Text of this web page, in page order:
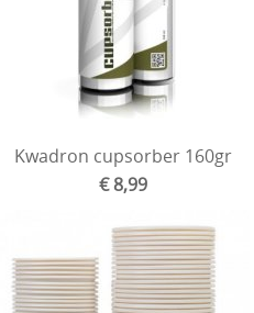
Kwadron cupsorber 160gr
€ 8,99